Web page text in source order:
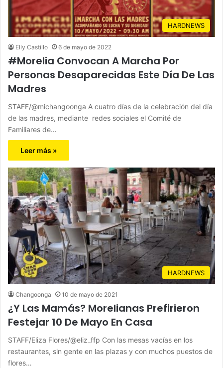
HARDNEWS
Elly Castillo 6 de mayo de 2022
#Morelia Convocan A Marcha Por
Personas Desaparecidas Este Día De Las
Madres
STAFF/@michangoonga A cuatro días de la celebración del día
de las madres, mediante redes sociales el Comité de
Familiares de…
Leer más »
HARDNEWS
Changoonga 10 de mayo de 2021
¿Y Las Mamás? Morelianas Prefirieron
Festejar 10 De Mayo En Casa
STAFF/Eliza Flores/@eliz_ffp Con las mesas vacías en los
restaurantes, sin gente en las plazas y con muchos puestos de
flores…